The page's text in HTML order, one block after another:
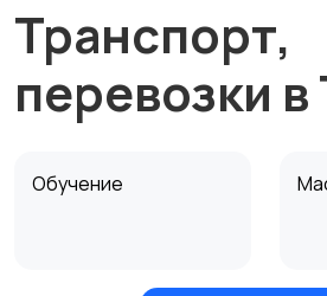
Транспорт,
перевозки в
Обучение